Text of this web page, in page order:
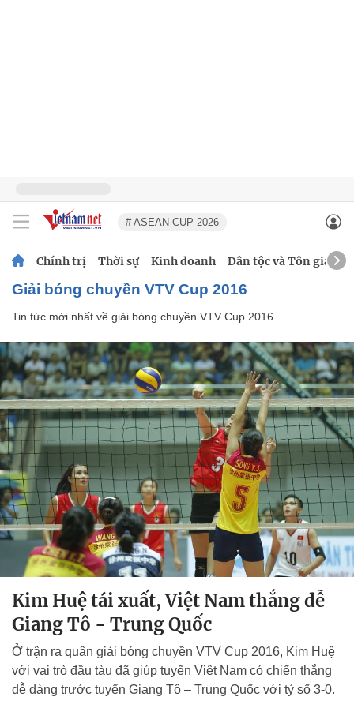
# ASEAN CUP 2026
Chính trị Thời sự Kinh doanh Dân tộc và Tôn giáo
giải bóng chuyền VTV Cup 2016
Tin tức mới nhất về giải bóng chuyền VTV Cup 2016
Kim Huệ tái xuất, Việt Nam thắng dễ
Giang Tô - Trung Quốc
Ở trận ra quân giải bóng chuyền VTV Cup 2016, Kim Huệ
với vai trò đầu tàu đã giúp tuyển Việt Nam có chiến thắng
dễ dàng trước tuyển Giang Tô – Trung Quốc với tỷ số 3-0.